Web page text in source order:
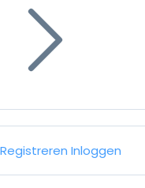
Registreren Inloggen